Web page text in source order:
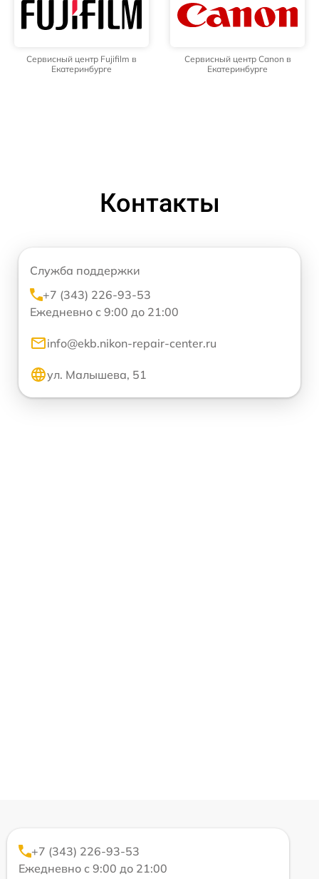
Сервисный центр Fujifilm в
Екатеринбурге
Сервисный центр Canon в
Екатеринбурге
Контакты
Служба поддержки
+7 (343) 226-93-53
Ежедневно с 9:00 до 21:00
info@ekb.nikon-repair-center.ru
ул. Малышева, 51
+7 (343) 226-93-53
Ежедневно с 9:00 до 21:00